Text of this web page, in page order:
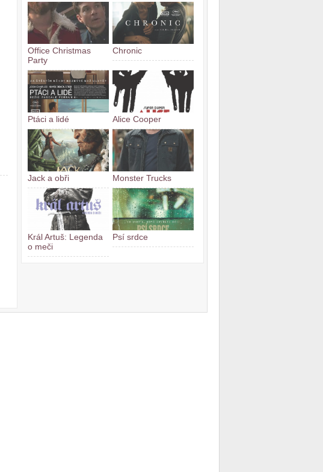
Office Christmas
Party
Chronic
Ptáci a lidé Alice Cooper
Jack a obři Monster Trucks
Král Artuš: Legenda
o meči
Psí srdce